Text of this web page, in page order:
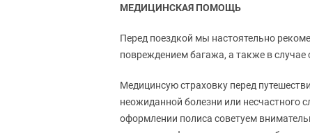
МЕДИЦИНСКАЯ ПОМОЩЬ
Перед поездкой мы настоятельно
повреждением багажа, а также в случае
Медицинсую страховку перед
неожиданной болезни или несчастного
оформлении полиса советуем